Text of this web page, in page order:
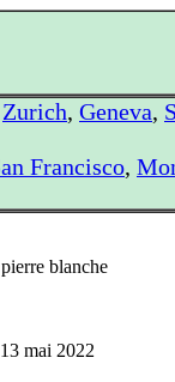
Zurich, Geneva,
Francisco,
blanche
mai 2022